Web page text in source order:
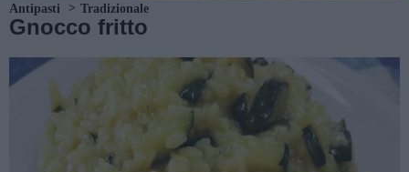
Antipasti Tradizionale
Gnocco fritto